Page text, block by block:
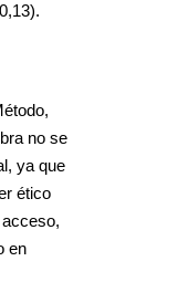
no se
ya que
ético
en